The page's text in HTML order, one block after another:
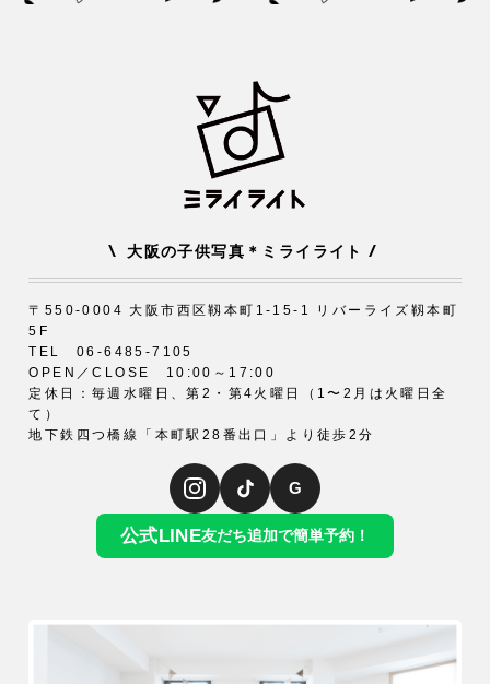
\ 大阪の子供写真＊ミライライト/
〒550-0004 大阪市西区靱本町1-15-1 リバーライズ靱本町
5F
TEL 06-6485-7105
OPEN／CLOSE 10:00～17:00
定休日：毎週水曜日、第2・第4火曜日（1〜2月は火曜日全
て）
地下鉄四つ橋線「本町駅28番出口」より徒歩2分
G
公式LINE友だち追加で簡単予約！